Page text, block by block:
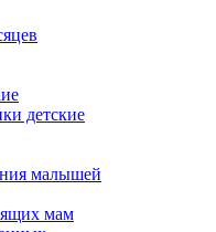
детские
малышей
мам